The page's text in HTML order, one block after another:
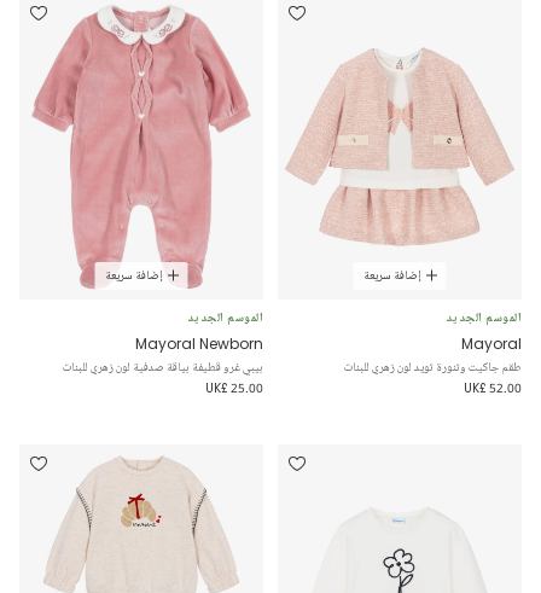
إضافة سريعة
الموسم الجديد
Mayoral
طقم جاكيت وتنورة تويد لون زهري للبنات
UK£ 52.00
إضافة سريعة
الموسم الجديد
Mayoral Newborn
بيبي غرو قطيفة بياقة صدفية لون زهري للبنات
UK£ 25.00